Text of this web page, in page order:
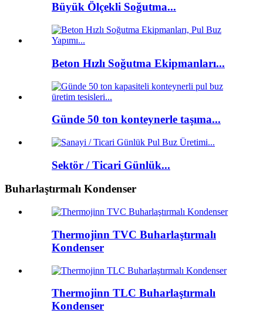
Büyük Ölçekli Soğutma...
Beton Hızlı Soğutma Ekipmanları...
Günde 50 ton konteynerle taşıma...
Sektör / Ticari Günlük...
Buharlaştırmalı Kondenser
Thermojinn TVC Buharlaştırmalı
Kondenser
Thermojinn TLC Buharlaştırmalı
Kondenser